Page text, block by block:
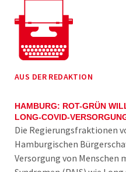
AUS DER REDAKTION
HAMBURG: ROT-GRÜN
LONG-COVID-
Die Regierungsfraktionen
Hamburgischen
Versorgung von